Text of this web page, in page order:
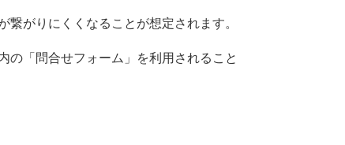
がりにくくなることが想定されます。
の「問合せフォーム」を利用されること